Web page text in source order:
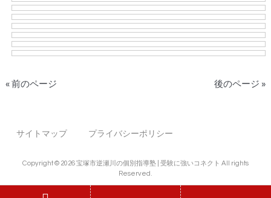
« 前のページ 後のページ »
サイトマップ プライバシーポリシー
Copyright © 2026 宝塚市逆瀬川の個別指導塾 | 受験に強いコネクト All rights
Reserved.